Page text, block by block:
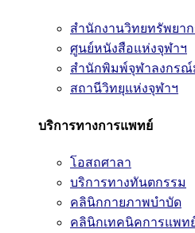
สำนักงานวิทยทรัพยา
ศูนย์หนังสือแห่งจุฬาฯ
สำนักพิมพ์จุฬาลงกรณ์
สถานีวิทยุแห่งจุฬาฯ
บริการทางการแพทย์
โอสถศาลา
บริการทางทันตกรรม
คลินิกกายภาพบำบัด
คลินิกเทคนิคการแพท